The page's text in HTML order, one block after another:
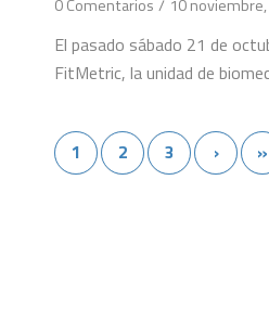
0 Comentarios / 10
El pasado sábado 21 de
FitMetric, la unidad de
1 2 3 › »